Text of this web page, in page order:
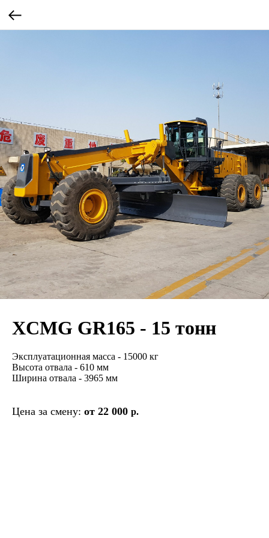
XCMG GR165 - 15 тонн
Эксплуатационная масса - 15000 кг
Высота отвала - 610 мм
Ширина отвала - 3965 мм
Цена за смену: от 22 000 р.